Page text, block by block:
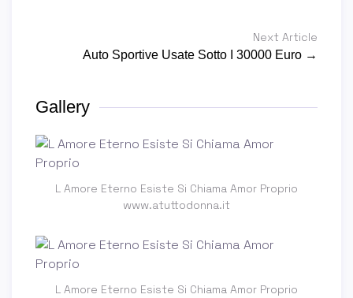
Next Article
Auto Sportive Usate Sotto I 30000 Euro →
Gallery
L Amore Eterno Esiste Si Chiama Amor Proprio
www.atuttodonna.it
L Amore Eterno Esiste Si Chiama Amor Proprio